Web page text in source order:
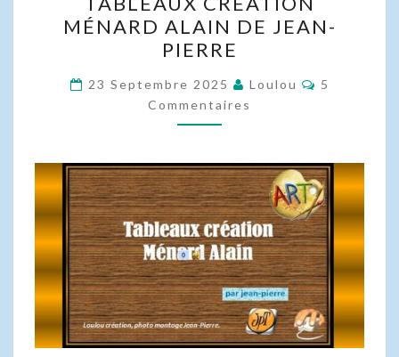
CRÉATION
MÉNARD
ALAIN
DE
JEAN-
PIERRE
MÉNARD ALAIN DE JEAN-
PIERRE
23 Septembre 2025 Loulou
5
Commentaires